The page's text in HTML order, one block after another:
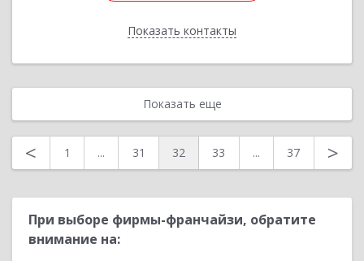
Показать контакты
Назад
Показать еще
< 1 ... 31 32 33 ... 37 >
При выборе фирмы-франчайзи, обратите
внимание на: